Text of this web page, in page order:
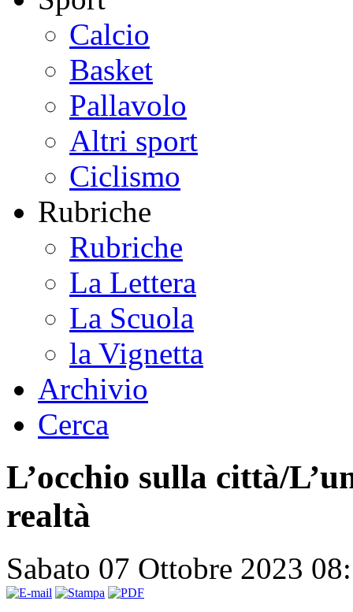
Calcio
Basket
Pallavolo
Altri sport
Ciclismo
Rubriche
Rubriche
La Lettera
La Scuola
la Vignetta
Archivio
Cerca
L’occhio sulla città/
realtà
Sabato 07 Ottobre 2023